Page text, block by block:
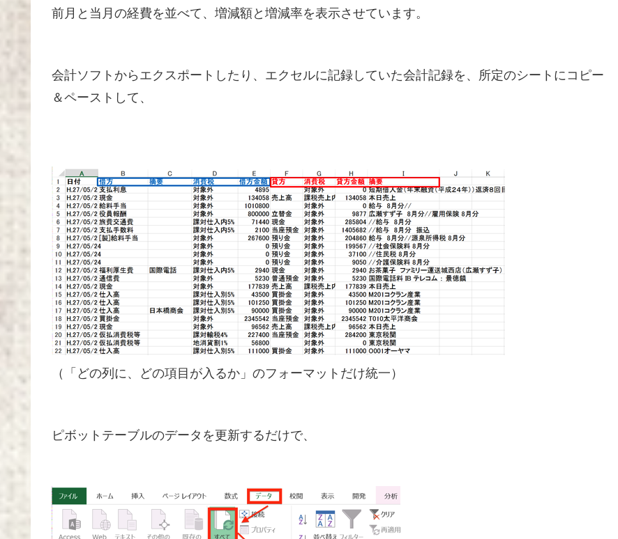
前月と当月の経費を並べて、増減額と増減率を表示させています。
会計ソフトからエクスポートしたり、エクセルに記録していた会計記録を、所定のシートにコピー
＆ペーストして、
（「どの列に、どの項目が入るか」のフォーマットだけ統一）
ピボットテーブルのデータを更新するだけで、